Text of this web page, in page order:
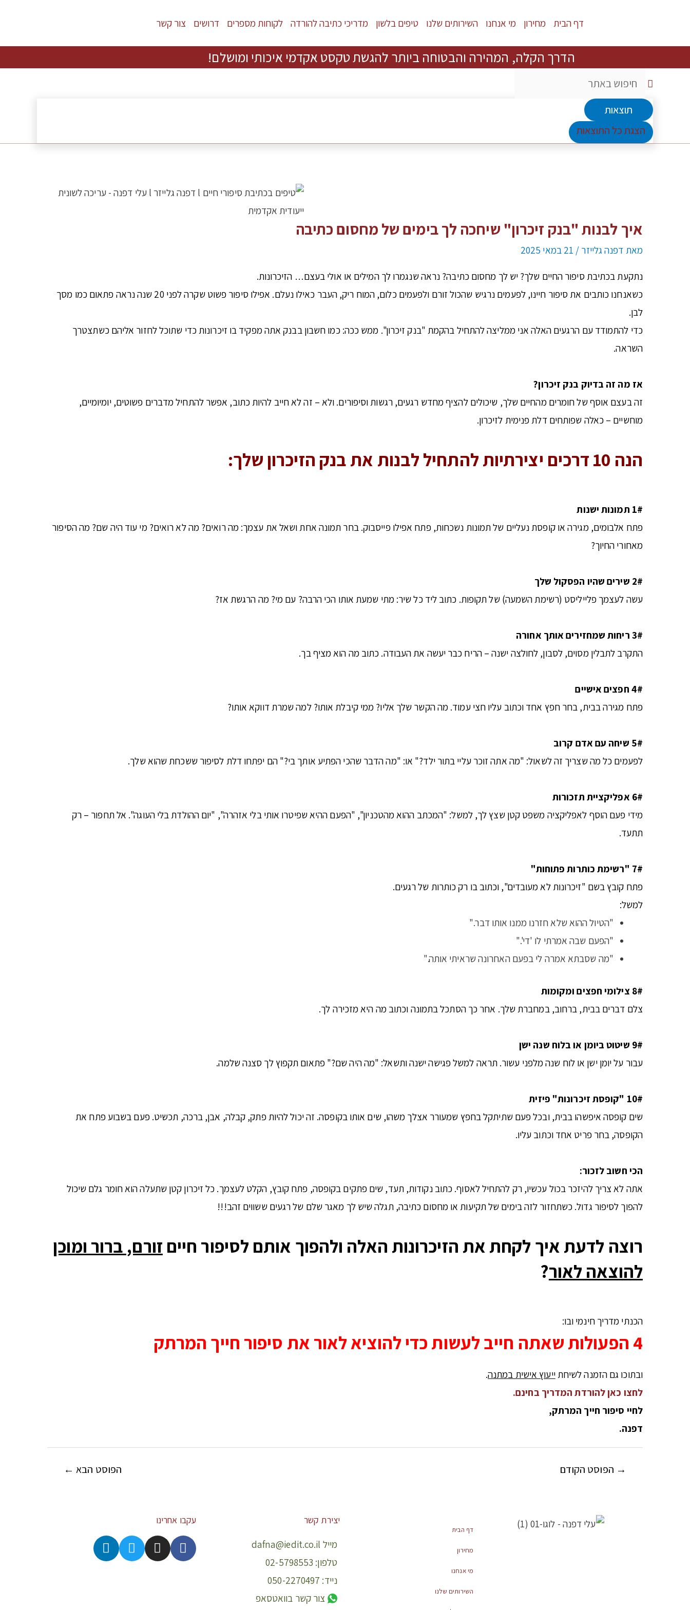
דף הבית מחירון מי אנחנו השירותים שלנו טיפים בלשון מדריכי כתיבה להורדה לקוחות מספרים דרושים צור קשר
הדרך הקלה, המהירה והבטוחה ביותר להגשת טקסט אקדמי איכותי ומושלם!
תוצאות
הצגת כל התוצאות
איך לבנות "בנק זיכרון" שיחכה לך בימים של מחסום כתיבה
מאת דפנה גלייזר / 21 במאי 2025
נתקעת בכתיבת סיפור החיים שלך? יש לך מחסום כתיבה? נראה שנגמרו לך המילים או אולי בעצם… הזיכרונות.
כשאנחנו כותבים את סיפור חיינו, לפעמים נרגיש שהכול זורם ולפעמים כלום, המוח ריק, העבר כאילו נעלם. אפילו סיפור פשוט שקרה לפני 20 שנה נראה פתאום כמו מסך
לבן.
כדי להתמודד עם הרגעים האלה אני ממליצה להתחיל בהקמת "בנק זיכרון". ממש ככה: כמו חשבון בבנק אתה מפקיד בו זיכרונות כדי שתוכל לחזור אליהם כשתצטרך
השראה.
אז מה זה בדיוק בנק זיכרון?
זה בעצם אוסף של חומרים מהחיים שלך, שיכולים להציף מחדש רגעים, רגשות וסיפורים. ולא – זה לא חייב להיות כתוב, אפשר להתחיל מדברים פשוטים, יומיומיים,
מוחשיים – כאלה שפותחים דלת פנימית לזיכרון.
הנה 10 דרכים יצירתיות להתחיל לבנות את בנק הזיכרון שלך:
1# תמונות ישנות
פתח אלבומים, מגירה או קופסת נעליים של תמונות נשכחות, פתח אפילו פייסבוק. בחר תמונה אחת ושאל את עצמך: מה רואים? מה לא רואים? מי עוד היה שם? מה הסיפור
מאחורי החיוך?
2# שירים שהיו הפסקול שלך
עשה לעצמך פלייליסט (רשימת השמעה) של תקופות. כתוב ליד כל שיר: מתי שמעת אותו הכי הרבה? עם מי? מה הרגשת אז?
3# ריחות שמחזיריםאותך אחורה
התקרב לתבלין מסוים, לסבון, לחולצה ישנה – הריח כבר יעשה את העבודה. כתוב מה הוא מציף בך.
4# חפצים אישיים
פתח מגירה בבית, בחר חפץ אחד וכתוב עליו חצי עמוד. מה הקשר שלך אליו? ממי קיבלת אותו? למה שמרת דווקא אותו?
5# שיחה עם אדם קרוב
לפעמים כל מה שצריך זה לשאול: "מה אתה זוכר עליי בתור ילד?" או: "מה הדבר שהכי הפתיע אותך בי?" הם יפתחו דלת לסיפור ששכחת שהוא שלך.
6# אפליקציית
תזכורות
מידי פעם הוסף לאפליקציה משפט קטן שצץ לך, למשל: "המכתב ההוא מהטכניון", "הפעם ההיא שפיטרו אותי בלי אזהרה", "יום ההולדת בלי העוגה". אל תחפור – רק
תתעד.
7# "רשימת כותרותפתוחות"
פתח קובץ בשם "זיכרונות לא מעובדים", וכתוב בו רק כותרות של רגעים.
למשל:
"הטיול ההוא שלא חזרנו ממנו אותו דבר."
"הפעם שבה אמרתי לו 'די'."
"מה שסבתא אמרה לי בפעם האחרונה שראיתי אותה."
8# צילומי חפציםומקומות
צלם דברים בבית, ברחוב, במחברת שלך. אחר כך הסתכל בתמונה וכתוב מה היא מזכירה לך.
9# שיטוט ביומן או בלוח שנה ישן
עבור על יומן ישן או לוח שנה מלפני עשור. תראה למשל פגישה ישנה ותשאל: "מה היה שם?" פתאום תקפוץ לך סצנה שלמה.
10# "קופסת זיכרונות" פיזית
שים קופסה איפשהו בבית, ובכל פעם שתיתקל בחפץ שמעורר אצלך משהו, שים אותו בקופסה. זה יכול להיות פתק, קבלה, אבן, ברכה, תכשיט. פעם בשבוע פתח את
הקופסה, בחר פריט אחד וכתוב עליו.
הכי חשוב לזכור:
אתה לא צריך להיזכר בכול עכשיו, רק להתחיל לאסוף. כתוב נקודות, תעד, שים פתקים בקופסה, פתח קובץ, הקלט לעצמך. כל זיכרון קטן שתעלה הוא חומר גלם שיכול
להפוך לסיפור גדול. כשתחזור לזה בימים של תקיעות או מחסום כתיבה, תגלה שיש לך מאגר שלם של רגעים ששווים זהב!!!
רוצה לדעת איך לקחת את הזיכרונות האלה ולהפוך אותם לסיפור חיים זורם, ברור ומוכן
להוצאה לאור?
הכנתי מדריך חינמי ובו:
4 הפעולות שאתה חייב לעשות כדי להוציא לאור את סיפור חייך המרתק
ובתוכו גם הזמנה לשיחתייעוץ אישית במתנה.
לחצו כאן להורדת המדריך בחינם.
לחיי סיפור חייך המרתק,
דפנה.
→ הפוסט הקודם הפוסט הבא ←
דף הבית
מחירון
מי אנחנו
השירותים שלנו
יצירת קשר
מייל dafna@iedit.co.il
טלפון: 02-5798553
נייד: 050-2270497
צור קשר בוואטסאפ
עקבו אחרינו